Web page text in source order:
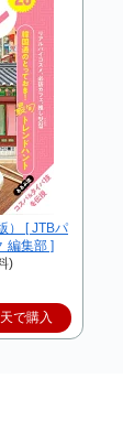
） [ JTBパ
編集部 ]
)
で購入